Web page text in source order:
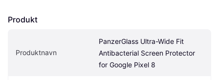
Produkt
Produktnavn
PanzerGlass Ultra-Wide Fit
Antibacterial Screen Protector
for Google Pixel 8